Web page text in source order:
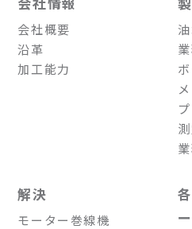
会社概要
沿革
加工能力
解決
モーター巻線機